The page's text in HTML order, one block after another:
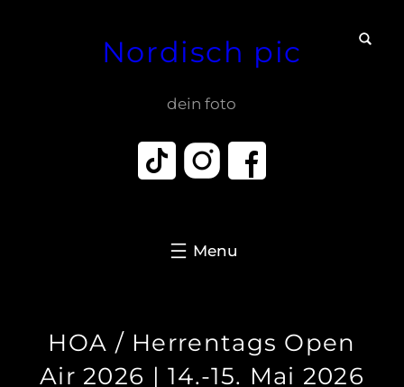
Nordisch pic
dein foto
HOA / Herrentags Open
Air 2026 | 14.-15. Mai 2026